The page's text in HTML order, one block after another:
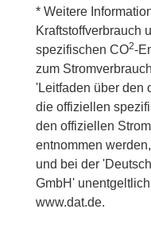
* Weitere
Kraftstoffverbrauch
spezifischen CO2-
zum
'Leitfaden über den
die offiziellen
den offiziellen
entnommen
und bei der
GmbH'
www.dat.de.